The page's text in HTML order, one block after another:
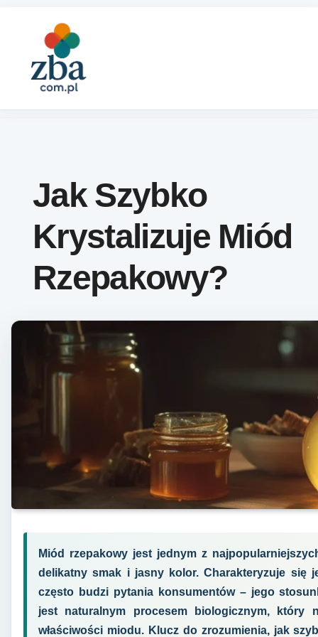
Jak Szybko
Krystalizuje Miód
Rzepakowy?
Miód rzepakowy jest jednym z
delikatny smak i jasny kolor. Charakteryzuje się
często budzi pytania konsumentów – jego
jest naturalnym procesem biologicznym, który
właściwości miodu. Klucz do zrozumienia, jak